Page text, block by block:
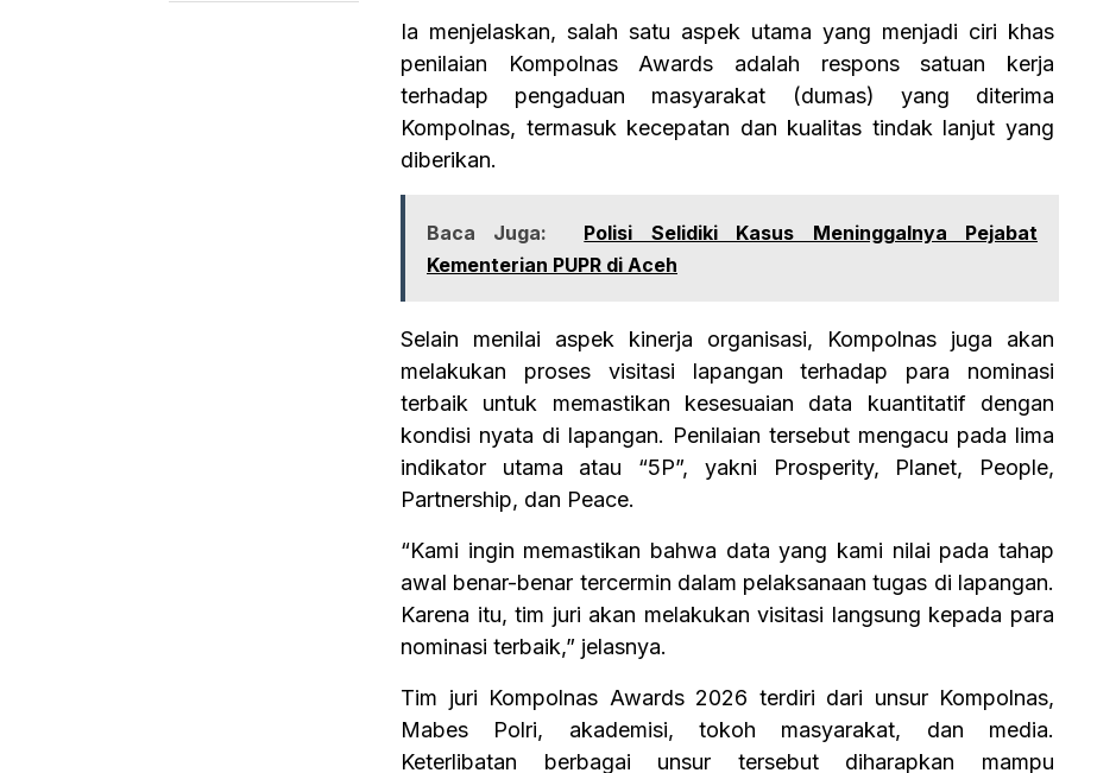
Ia menjelaskan, salah satu aspek utama yang menjadi ciri khas
penilaian Kompolnas Awards adalah respons satuan kerja
terhadap pengaduan masyarakat (dumas) yang diterima
Kompolnas, termasuk kecepatan dan kualitas tindak lanjut yang
diberikan.
Baca Juga:
Polisi Selidiki Kasus Meninggalnya Pejabat
Kementerian PUPR di Aceh
Selain menilai aspek kinerja organisasi, Kompolnas juga akan
melakukan proses visitasi lapangan terhadap para nominasi
terbaik untuk memastikan kesesuaian data kuantitatif dengan
kondisi nyata di lapangan. Penilaian tersebut mengacu pada lima
indikator utama atau “5P”, yakni Prosperity, Planet, People,
Partnership, dan Peace.
“Kami ingin memastikan bahwa data yang kami nilai pada tahap
awal benar-benar tercermin dalam pelaksanaan tugas di lapangan.
Karena itu, tim juri akan melakukan visitasi langsung kepada para
nominasi terbaik,” jelasnya.
Tim juri Kompolnas Awards 2026 terdiri dari unsur Kompolnas,
Mabes Polri, akademisi, tokoh masyarakat, dan media.
Keterlibatan berbagai unsur tersebut diharapkan mampu